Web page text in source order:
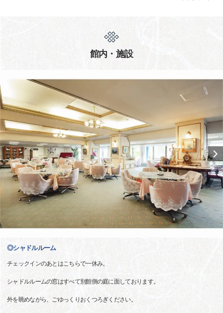
館内・施設
◎シャドルルーム
チェックインのあとはこちらで一休み。
シャドルルームの窓はすべて別館側の庭に面しております。
外を眺めながら、ごゆっくりおくつろぎください。